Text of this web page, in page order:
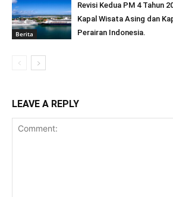
Berita
Revisi Kedua PM 4 Tahun
Kapal Wisata Asing dan
Perairan Indonesia.
LEAVE A REPLY